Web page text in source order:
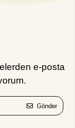
e-posta
Gönder